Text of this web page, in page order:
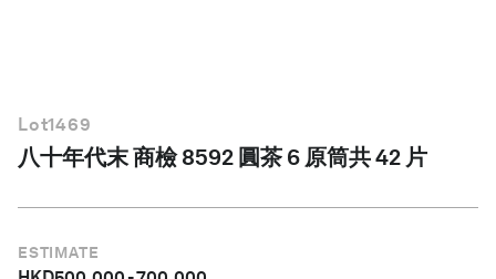
Lot1469
八十年代末 商檢 8592 圓茶 6 原筒共 42 片
ESTIMATE